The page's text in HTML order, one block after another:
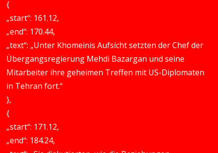
{
„start“: 161.12,
„end“: 170.44,
„text“: „Unter Khomeinis Aufsicht setzten der Chef der
Übergangsregierung Mehdi Bazargan und seine
Mitarbeiter ihre geheimen Treffen mit US-Diplomaten
in Tehran fort.“
},
{
„start“: 171.12,
„end“: 184.24,